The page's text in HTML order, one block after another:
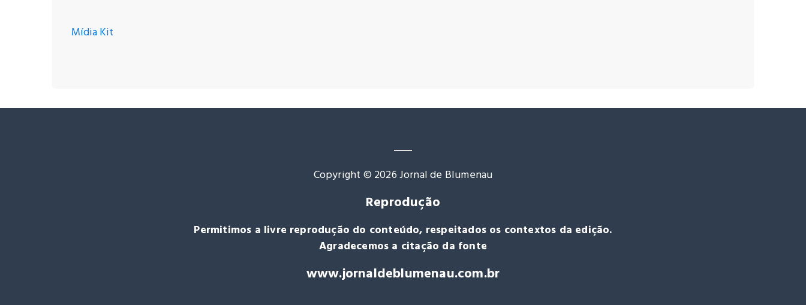
Mídia Kit
Copyright © 2026 Jornal de Blumenau
Reprodução
Permitimos a livre reprodução do conteúdo, respeitados os contextos da edição.
Agradecemos a citação da fonte
www.jornaldeblumenau.com.br